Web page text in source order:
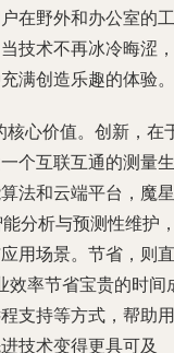
在野外和办公室的工
技术不再冰冷晦涩，
满创造乐趣的体验。
核心价值。创新，在
个互联互通的测量生
法和云端平台，魔星
分析与预测性维护
用场景。节省，则直
效率节省宝贵的时间
支持等方式，帮助用
技术变得更具可及